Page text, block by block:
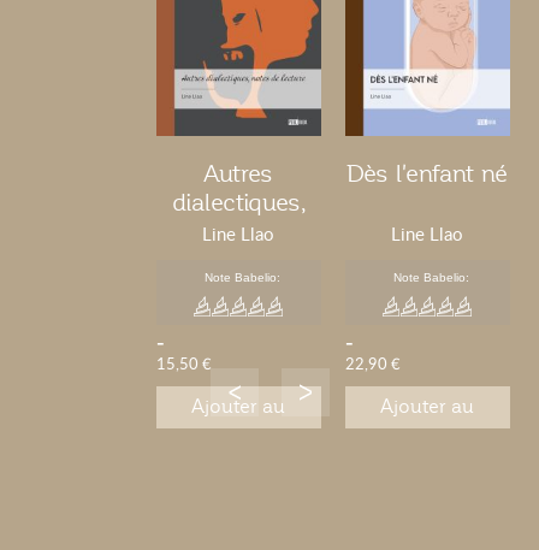
Autres
dialectiques,
notes de
Line Llao
Note Babelio:
-
15,50 €
Ajouter au
Dès l'enfant né
Line Llao
Note Babelio:
-
22,90 €
Ajouter au